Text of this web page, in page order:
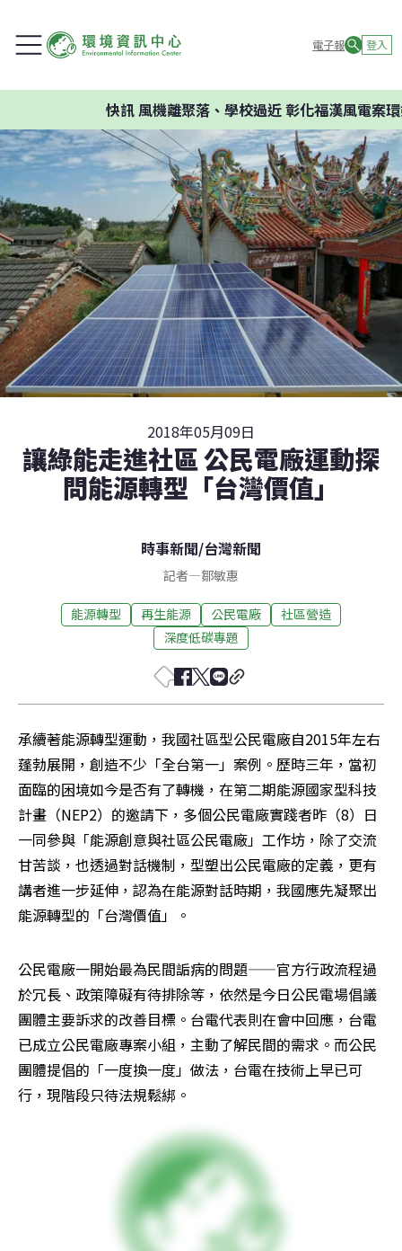
電子報 登入
風機離聚落、學校過近 彰化福漢風電案環委建
2018年05月09日
讓綠能走進社區 公民電廠運動探
問能源轉型「台灣價值」
時事新聞/台灣新聞
記者—鄒敏惠
能源轉型 再生能源 公民電廠
社區營造
深度低碳專題
承續著能源轉型運動，我國社區型公民電廠自2015年左右
蓬勃展開，創造不少「全台第一」案例。歷時三年，當初
面臨的困境如今是否有了轉機，在第二期能源國家型科技
計畫（NEP2）的邀請下，多個公民電廠實踐者昨（8）日
一同參與「能源創意與社區公民電廠」工作坊，除了交流
甘苦談，也透過對話機制，型塑出公民電廠的定義，更有
講者進一步延伸，認為在能源對話時期，我國應先凝聚出
能源轉型的「台灣價值」。
公民電廠一開始最為民間詬病的問題——官方行政流程過
於冗長、政策障礙有待排除等，依然是今日公民電場倡議
團體主要訴求的改善目標。台電代表則在會中回應，台電
已成立公民電廠專案小組，主動了解民間的需求。而公民
團體提倡的「一度換一度」做法，台電在技術上早已可
行，現階段只待法規鬆綁。